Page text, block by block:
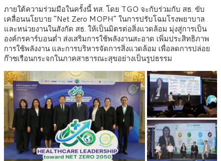
ภายใต้ความร่วมมือในครั้งนี้ ทส. โดย TGO จะกับร่วมกับ สธ. ขับ
เคลื่อนนโยบาย “Net Zero MOPH” ในการปรับโฉมโรงพยาบาล
และหน่วยงานในสังกัด สธ. ให้เป็นมิตรต่อสิ่งแวดล้อม มุ่งสู่การเป็น
องค์กรคาร์บอนต่ำ ส่งเสริมการใช้พลังงานสะอาด เพิ่มประสิทธิภาพ
การใช้พลังงาน และการบริหารจัดการสิ่งแวดล้อม เพื่อลดการปล่อย
ก๊าซเรือนกระจกในภาคสาธารณะสุขอย่างเป็นรูปธรรม